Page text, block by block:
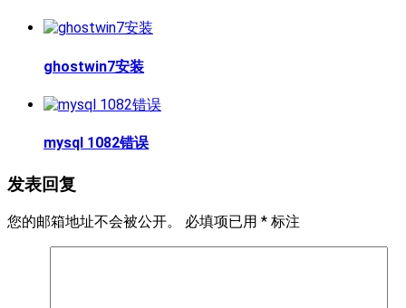
ghostwin7安装
mysql 1082错误
发表回复
您的邮箱地址不会被公开。 必填项已用 * 标注